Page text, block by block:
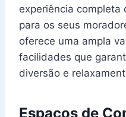
experiência completa
para os seus
oferece uma ampla
facilidades que
diversão e
Espaços de